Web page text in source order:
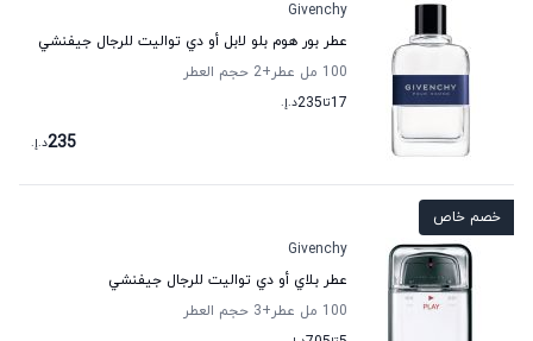
Givenchy
عطر بور هوم بلو لابل أو دي تواليت للرجال جيفنشي
100 مل عطر
+2
حجم العطر
17تا235د.إ.
235د.إ.
خصم خاص
Givenchy
عطر بلاي أو دي تواليت للرجال جيفنشي
100 مل عطر
+3
حجم العطر